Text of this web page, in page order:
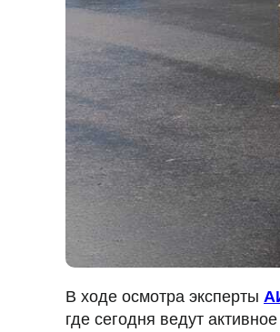
В ходе осмотра эксперты
где сегодня ведут